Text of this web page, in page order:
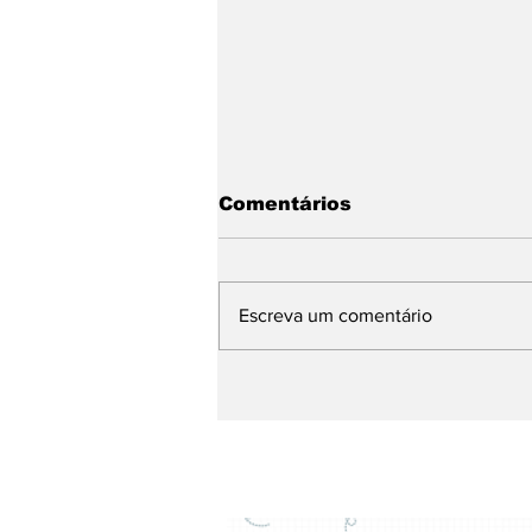
Comentários
Escreva um comentário